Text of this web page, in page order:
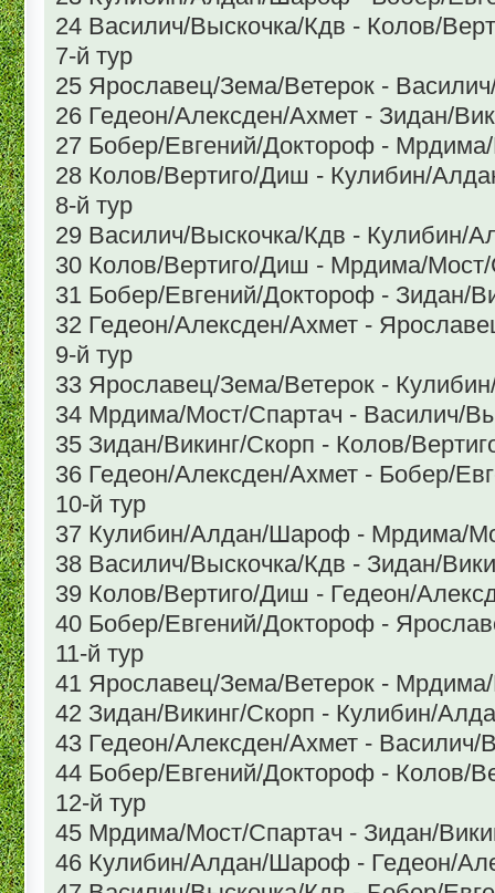
24 Василич/Выскочка/Кдв - Колов/
7-й тур
25 Ярославец/Зема/Ветерок -
26 Гедеон/Алексден/Ахмет - Зидан/
27 Бобер/Евгений/Доктороф -
28 Колов/Вертиго/Диш - Кулибин/
8-й тур
29 Василич/Выскочка/Кдв - Кулибин/
30 Колов/Вертиго/Диш - Мрдима/Мост/
31 Бобер/Евгений/Доктороф - Зидан/
32 Гедеон/Алексден/Ахмет -
9-й тур
33 Ярославец/Зема/Ветерок -
34 Мрдима/Мост/Спартач - Василич/
35 Зидан/Викинг/Скорп - Колов/
36 Гедеон/Алексден/Ахмет - Бобер/
10-й тур
37 Кулибин/Алдан/Шароф - Мрдима/
38 Василич/Выскочка/Кдв - Зидан/
39 Колов/Вертиго/Диш - Гедеон/
40 Бобер/Евгений/Доктороф -
11-й тур
41 Ярославец/Зема/Ветерок -
42 Зидан/Викинг/Скорп - Кулибин/
43 Гедеон/Алексден/Ахмет - Василич/
44 Бобер/Евгений/Доктороф - Колов/
12-й тур
45 Мрдима/Мост/Спартач - Зидан/
46 Кулибин/Алдан/Шароф - Гедеон/